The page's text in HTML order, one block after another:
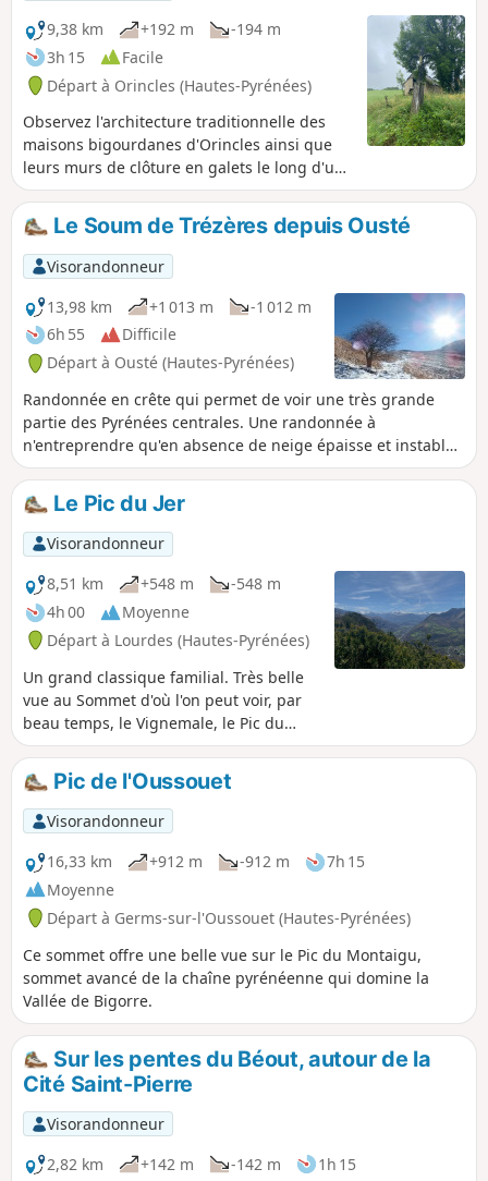
9,38 km
+192 m
-194 m
3h 15
Facile
Départ à Orincles (Hautes-Pyrénées)
Observez l'architecture traditionnelle des
maisons bigourdanes d'Orincles ainsi que
leurs murs de clôture en galets le long d'un
parcours facile, à faire en famille sur une
demi-journée tout en flânant. Du haut des
côteaux vous profiterez de la belle vue sur la
chaîne des Pyrénées. Ce parcours de balade
peut se faire en marche nordique en un peu
moins de 2 h sans trop traîner.
Le Soum de Trézères depuis Ousté
Visorandonneur
13,98 km
+1 013 m
-1 012 m
6h 55
Difficile
Départ à Ousté (Hautes-Pyrénées)
Randonnée en crête qui permet de voir une très grande
partie des Pyrénées centrales. Une randonnée à
n'entreprendre qu'en absence de neige épaisse et instable.
Le retour par le village d'Ourdon requiert un bon sens de
l'orientation.
Le Pic du Jer
Visorandonneur
8,51 km
+548 m
-548 m
4h 00
Moyenne
Départ à Lourdes (Hautes-Pyrénées)
Un grand classique familial. Très belle
vue au Sommet d'où l'on peut voir, par
beau temps, le Vignemale, le Pic du
Midi de Bigorre, l'Ardiden, etc. Belles
vues également vers Lourdes, Tarbes et
Pau tout le long de la montée. La
première partie se fait en forêt bien
ombragée, la seconde est plus exposée.
Prévoir casquette et eau en été.
Dommage cependant que le sommet
soit laissé à l'abandon car le
promontoire n'y est plus accessible tout
comme sa table d'orientation.
Pic de l'Oussouet
Visorandonneur
16,33 km
+912 m -912 m
7h 15
Moyenne
Départ à Germs-sur-l'Oussouet (Hautes-Pyrénées)
Ce sommet offre une belle vue sur le Pic du Montaigu,
sommet avancé de la chaîne pyrénéenne qui domine la
Vallée de Bigorre.
Sur les pentes du Béout, autour de la
Cité Saint-Pierre
Visorandonneur
2,82 km
+142 m -142 m
1h 15